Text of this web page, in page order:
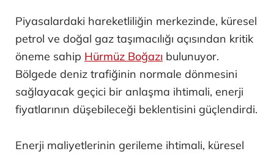
Piyasalardaki hareketliliğin merkezinde, küresel
petrol ve doğal gaz taşımacılığı açısından kritik
öneme sahip Hürmüz Boğazı bulunuyor.
Bölgede deniz trafiğinin normale dönmesini
sağlayacak geçici bir anlaşma ihtimali, enerji
fiyatlarının düşebileceği beklentisini güçlendirdi.
Enerji maliyetlerinin gerileme ihtimali, küresel